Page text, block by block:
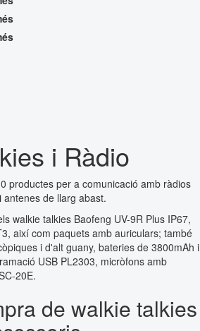
i Ràdio
productes per a comunicació amb ràdios
de llarg abast.
walkie talkies Baofeng UV-9R Plus IP67,
així com paquets amb auriculars; també
i d'alt guany, bateries de 3800mAh i
USB PL2303, micròfons amb
20E.
de walkie talkies